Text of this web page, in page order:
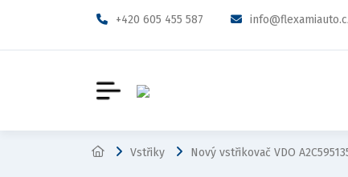
+420 605 455 587
Vstřiky Nový vstřikovač VDO